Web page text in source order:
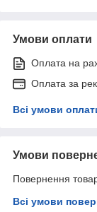
Умови оплати
Оплата на
Оплата за
Всі умови
Умови
Повернення
Всі умови